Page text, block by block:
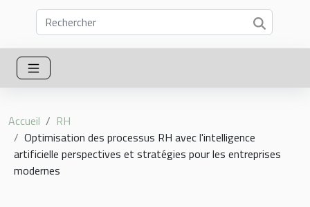
Accueil
RH
Optimisation des processus RH avec l'intelligence
artificielle perspectives et stratégies pour les entreprises
modernes